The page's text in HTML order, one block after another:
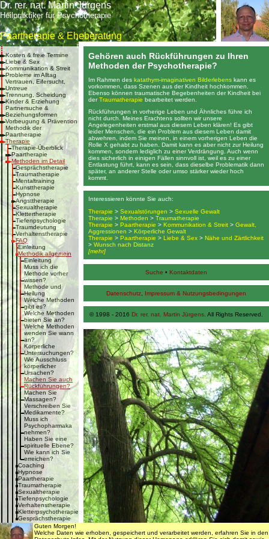
Dr. rer. nat. Martin Jürgens
Heilpraktiker für Psychotherapie
Paartherapie & Eheberatung
Kosten & freie Termine
Liebe & Sex
Kommunikation & Streit
Probleme im Alltag
Vertrauen, Eifersucht,
Untreue
Trennung, Scheidung
Kinder & Erziehung
Partnersuche &
Beziehungsformen
Vorbeugung & Prävention
Methodik der
Paartherapie
Therapie
Therapie-Überblick
Paartherapie
Methoden im Detail
Gesprächstherapie
Traumatherapie
Mentaltraining
Kunsttherapie
Hypnose
Angsttherapie
Sexualtherapie
Klettertherapie
Tiefenpsychologie
Traumdeutung
Verhaltenstherapie
FAQ
Einleitung
Methodik allgemein
Einleitung
Muss ich die
Methode vorher
wissen?
Methode und
Heilung
Welche Methoden
gibt es?
Welche Methoden
bieten Sie an?
Welche Methoden
wenden Sie wann
an?
Körperliche
Untersuchungen?
Wie Ausschluss
körperlicher
Ursachen?
Machen Sie auch
Rückführungen?
Machen Sie
Massagen?
Verschreiben Sie
Medikamente?
Muss ich
Psychopharmaka
nehmen?
Haben Sie eine
spirituelle Ebene?
Wie kann ich Sie
erreichen?
Coaching
Hypnose
Paartherapie
Traumatherapie
Sexualtherapie
Tiefenpsychologie
Verhaltenstherapie
Kletterpsychotherapie
Gesprächstherapie
Interner Bereich
Krankenkassen
Gehören auch Rückführungen zu Ihren
Methoden der Psychotherapie?
Im Rahmen des katathym-imaginativen Bilderlebens kann es
vorkommen, dass Szenen aus der Kindheit hochkommen.
Ebenso können traumatische Begebenheiten der Kindheit bei
derTraumatherapie bearbeitet werden.
Rückführungen in vorherige Leben und Ähnliches führe ich
nicht durch. Meines Erachtens sollten wir unsere
Angelegenheiten erstmal aus diesem Leben klären! Es gibt
leider Menschen, die ein Problem aus diesem Leben damit
abwehren, indem Sie meinen, in einem vorherigen Leben die
Rolle X gehabt zu haben. Damit kann es aber nicht zur Heilung
kommen, sondern lediglich zu einer Verdrängung. Auch wenn
dies sicherlich in einigen Fällen sinnvoll ist, weil es zu einer
Entlastung führt, kann es sein, dass dieselbe Problematik dann
später, an anderer Stelle oder umso stärker wieder hoch
kommt.
Interessieren könnte Sie auch:
Therapie > Sexualstörungen > Sexuelle Gewalt
Therapie > Methoden > Traumatherapie
Therapie > Paartherapie > Kommunikation & Streit > Gewalt,
Aggressionen > Körperliche Gewalt
Therapie > Paartherapie > Liebe & Sex > Nähe und Zärtlichkeit
> Wunsch nach Distanz
[mehr]
Suche • Kontaktdaten
Datenschutz Impressum & Nutzungsbedingungen
© 1998 - 2016 Dr. rer. nat. Martin Jürgens . All Rights Reserved.
Guten Morgen!
Welche Daten wie erhoben, gespeichert und verarbeitet werden, erfahren Sie in den